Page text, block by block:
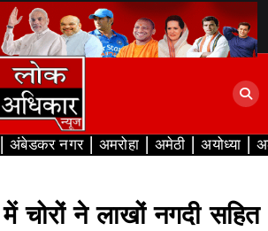
अंबेडकर नगर अमरोहा अमेठी अयोध्या
में चोरों ने लाखों नगदी सहित